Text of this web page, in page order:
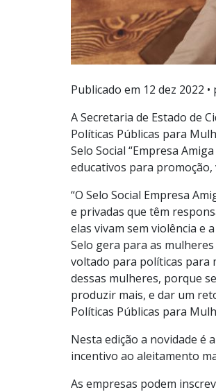
Publicado em 12 dez 2022
A Secretaria de Estado de
Políticas Públicas para
Selo Social “Empresa
educativos para
“O Selo Social Empresa
e privadas que têm
elas vivam sem violência e
Selo gera para as
voltado para políticas para
dessas mulheres, porque
produzir mais, e dar um
Políticas Públicas para
Nesta edição a novidade é
incentivo ao aleitamento
As empresas podem